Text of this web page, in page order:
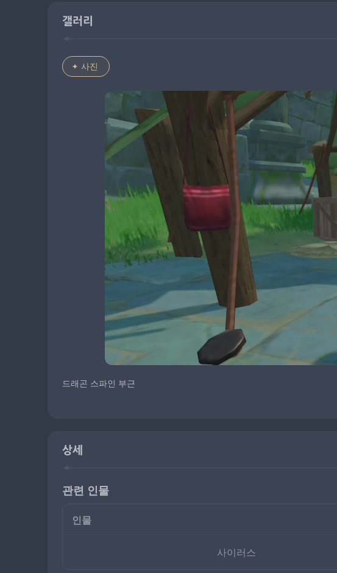
갤러리
사진
드래곤 스파인 부근
상세
관련 인물
인물
사이러스